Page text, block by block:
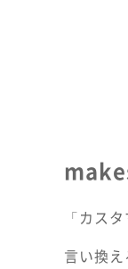
「カス
言い換